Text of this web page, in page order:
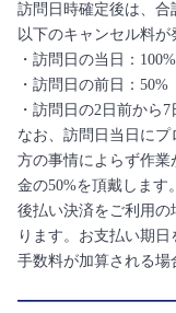
訪問日時確定後は、合
以下のキャンセル料が
・訪問日の当日：100%
・訪問日の前日：50%
・訪問日の2日前から
なお、訪問日当日に
方の事情によらず作
金の50%を頂戴します。
後払い決済をご利用の
ります。お支払い期日
手数料が加算される場